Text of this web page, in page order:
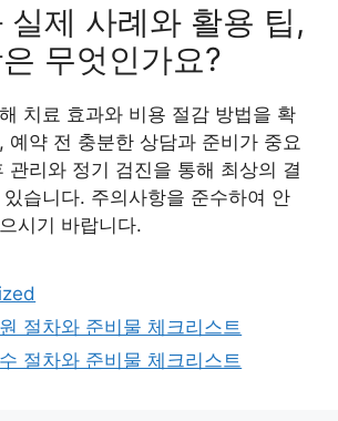
실제 사례와 활용 팁,
무엇인가요?
치료 효과와 비용 절감 방법을 확
예약 전 충분한 상담과 준비가 중요
관리와 정기 검진을 통해 최상의 결
습니다. 주의사항을 준수하여 안
시기 바랍니다.
절차와 준비물 체크리스트
절차와 준비물 체크리스트